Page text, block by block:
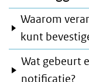
Waarom
kunt
Wat gebeurt
notificatie?